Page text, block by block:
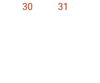
30
31